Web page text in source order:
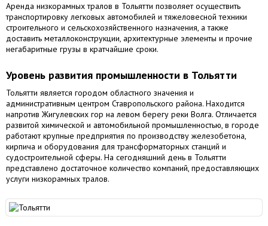
Аренда низкорамных тралов в Тольятти позволяет осуществить
транспортировку легковых автомобилей и тяжеловесной техники
строительного и сельскохозяйственного назначения, а также
доставить металлоконструкции, архитектурные элементы и прочие
негабаритные грузы в кратчайшие сроки.
Уровень развития промышленности в Тольятти
Тольятти является городом областного значения и
административным центром Ставропольского района. Находится
напротив Жигулевских гор на левом берегу реки Волга. Отличается
развитой химической и автомобильной промышленностью, в городе
работают крупные предприятия по производству железобетона,
кирпича и оборудования для трансформаторных станций и
судостроительной сферы. На сегодняшний день в Тольятти
представлено достаточное количество компаний, предоставляющих
услуги низкорамных тралов.